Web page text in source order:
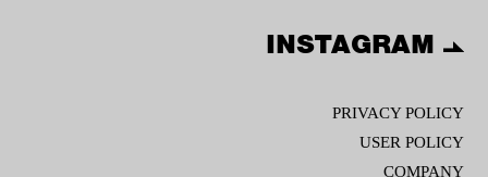
INSTAGRAM
PRIVACY POLICY
USER POLICY
COMPANY